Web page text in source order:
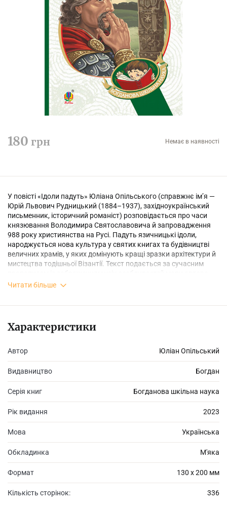
180 грн Немає в наявності
У повісті «Ідоли падуть» Юліана Опільського (справжнє ім’я —
Юрій Львович Рудницький (1884–1937), західноукраїнський
письменник, історичний романіст) розповідається про часи
князювання Володимира Святославовича й запровадження
988 року християнства на Русі. Падуть язичницькі ідоли,
народжується нова культура у святих книгах та будівництві
величних храмів, у яких домінують кращі зразки архітектури й
мистецтва тодішньої Візантії. Текст подається за сучасним
Читати більше
Характеристики
Автор Юліан Опільський
Видавництво Богдан
Серія книг Богданова шкільна наука
Рік видання 2023
Мова Українська
Обкладинка М'яка
Формат 130 х 200 мм
Кількість сторінок: 336